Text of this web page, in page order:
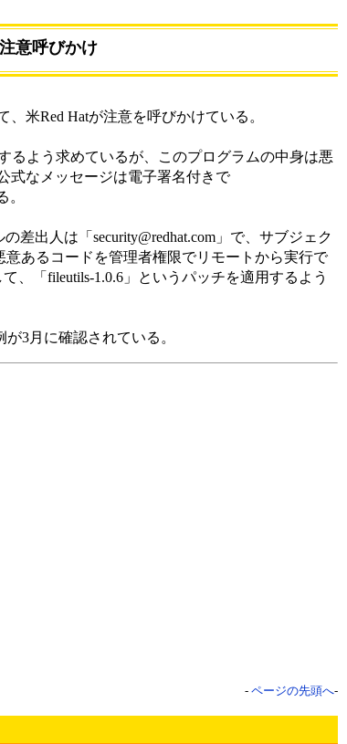
意呼びかけ
米Red Hatが注意を呼びかけている。
よう求めているが、このプログラムの中身は悪
式なメッセージは電子署名付きで
。
出人は「security@redhat.com」で、サブジェク
意あるコードを管理者権限でリモートから実行で
、「fileutils-1.0.6」というパッチを適用するよう
3月に確認されている。
- ページの先頭へ-